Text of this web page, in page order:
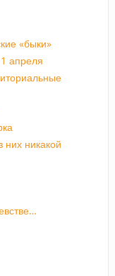
«быки»
апреля
них никакой